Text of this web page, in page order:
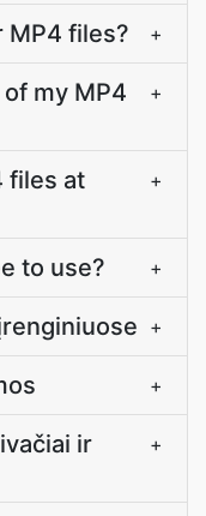
MP4 files? +
my MP4
+
files at
+
to use? +
+
+
ir
+